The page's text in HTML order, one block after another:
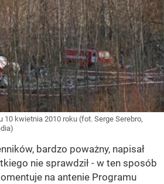
10 kwietnia 2010 roku (fot. Serge Serebro,
bardzo poważny, napisał
nie sprawdził - w ten sposób
na antenie Programu